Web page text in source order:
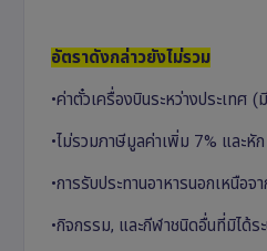
อัตราดังกล่าวยังไม่รวม
•ค่าตั๋วเครื่องบินระหว่างประเทศ
•ไม่รวมภาษีมูลค่าเพิ่ม 7% และหั
•การรับประทานอาหารนอกเหนือจ
•กิจกรรม, และกีฬาชนิดอื่นที่มิได้ร